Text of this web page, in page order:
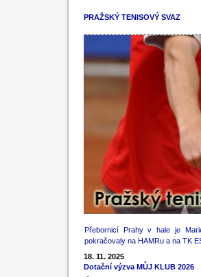
PRAŽSKÝ TENISOVÝ SVAZ
Přebornicí Prahy v hale je
pokračovaly na HAMRu a na TK
18. 11. 2025
Dotační výzva MŮJ KLUB 2026